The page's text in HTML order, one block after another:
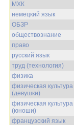
МХК
немецкий язык
ОБЗР
обществознание
право
русский язык
труд (технология)
физика
физическая культура
(девушки)
физическая культура
(юноши)
французский язык